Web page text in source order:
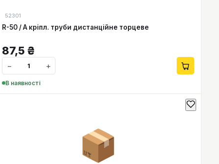
52301
R-50 / А кріпл. труби дистанційне торцеве
87,5 ₴
− +
В наявності
📦